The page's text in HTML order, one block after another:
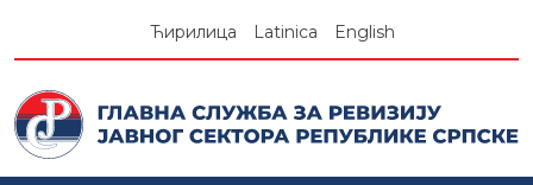
Ћирилица Latinica English